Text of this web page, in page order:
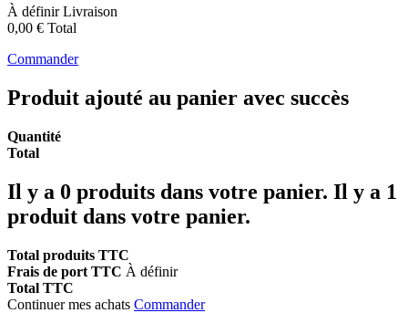
À définirLivraison
0,00 € Total
Commander
Produit ajouté au panier avec succès
Quantité
Total
Il y a 0 produits dans votre panier. Il y a 1
produit dans votre panier.
Total produits TTC
Frais de port TTC À définir
Total TTC
Continuer mes achats Commander